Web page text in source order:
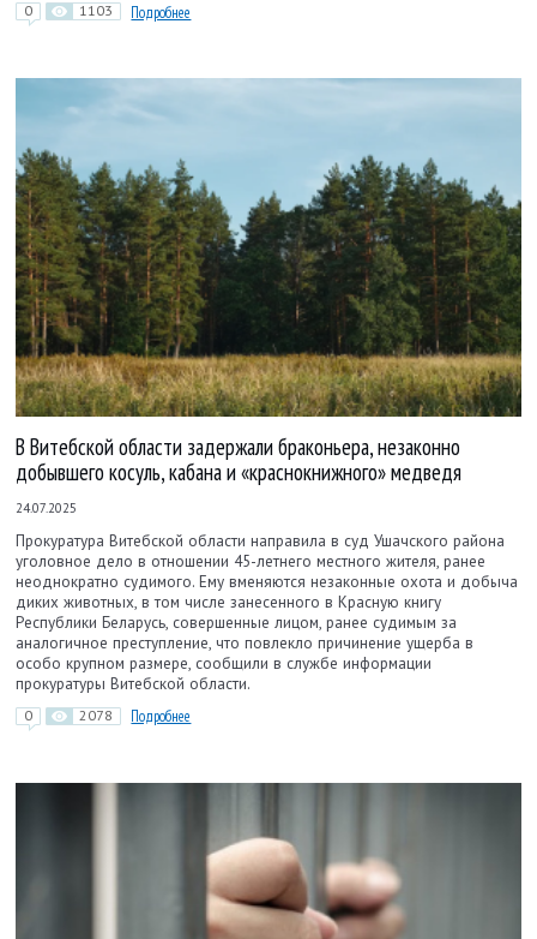
0 1103 Подробнее
В Витебской области задержали браконьера, незаконно
добывшего косуль, кабана и «краснокнижного» медведя
24.07.2025
Прокуратура Витебской области направила в суд Ушачского района
уголовное дело в отношении 45-летнего местного жителя, ранее
неоднократно судимого. Ему вменяются незаконные охота и добыча
диких животных, в том числе занесенного в Красную книгу
Республики Беларусь, совершенные лицом, ранее судимым за
аналогичное преступление, что повлекло причинение ущерба в
особо крупном размере, сообщили в службе информации
прокуратуры Витебской области.
0 2078 Подробнее